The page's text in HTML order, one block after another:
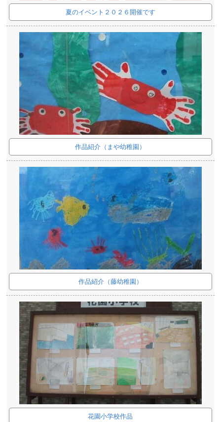
夏のイベント２０２６開催です
作品紹介（まや幼稚園）
作品紹介（藤幼稚園）
花園小学校作品